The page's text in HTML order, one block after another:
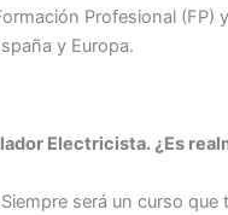
Profesional (FP)
y Europa.
Electricista. ¿Es
será un curso que